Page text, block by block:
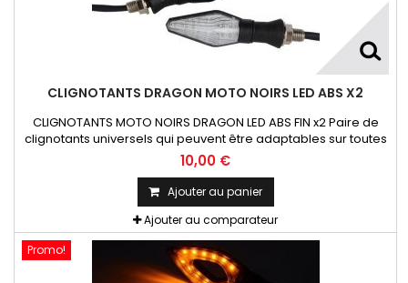
CLIGNOTANTS DRAGON MOTO NOIRS LED ABS X2
CLIGNOTANTS MOTO NOIRS DRAGON LED ABS FIN x2 Paire de
clignotants universels qui peuvent être adaptables sur toutes
motos ou scooters
10,00 €
Ajouter au panier
Ajouter au comparateur
Promo!